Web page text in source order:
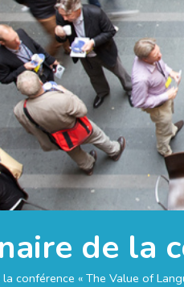
de la
conférence « The Value of